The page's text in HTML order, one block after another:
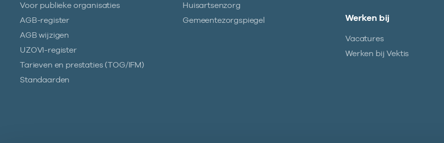
Voor publieke organisaties
AGB-register
AGB wijzigen
UZOVI-register
Tarieven en prestaties (TOG/IFM)
Standaarden
Huisartsenzorg
Gemeentezorgspiegel
Werken bij
Vacatures
Werken bij Vektis